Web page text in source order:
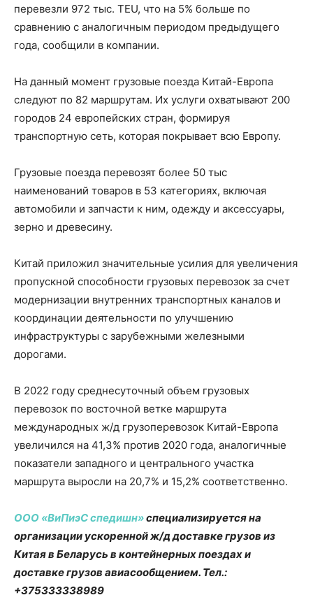
перевезли 972 тыс. TEU, что на 5% больше по
сравнению с аналогичным периодом предыдущего
года, сообщили в компании.
На данный момент грузовые поезда Китай-Европа
следуют по 82 маршрутам. Их услуги охватывают 200
городов 24 европейских стран, формируя
транспортную сеть, которая покрывает всю Европу.
Грузовые поезда перевозят более 50 тыс
наименований товаров в 53 категориях, включая
автомобили и запчасти к ним, одежду и аксессуары,
зерно и древесину.
Китай приложил значительные усилия для увеличения
пропускной способности грузовых перевозок за счет
модернизации внутренних транспортных каналов и
координации деятельности по улучшению
инфраструктуры с зарубежными железными
дорогами.
В 2022 году среднесуточный объем грузовых
перевозок по восточной ветке маршрута
международных ж/д грузоперевозок Китай-Европа
увеличился на 41,3% против 2020 года, аналогичные
показатели западного и центрального участка
маршрута выросли на 20,7% и 15,2% соответственно.
ООО «ВиПиэС спедишн»специализируется на
организации ускоренной ж/д доставке грузов из
Китая в Беларусь в контейнерных поездах и
доставке грузов авиасообщением. Тел.:
+375333338989